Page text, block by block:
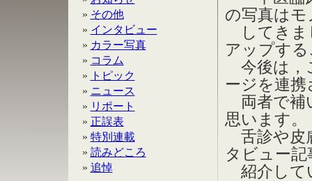
» その他
» インタビュー
» カラー写真
» コラム
»
トピック
» ニュース
» リポート
» 正誤表
» 特別連載
» 読みどころ
» 追悼
の写真は
してきま
アップす
今後は，
ージを連携
両者で補
思います。
舌診や皮
タビュー
紹介して